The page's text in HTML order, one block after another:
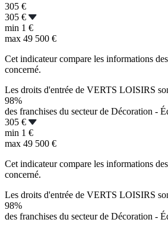
305 €
305 €
min 1 €
max 49 500 €
Cet indicateur compare les informations
concerné.
Les droits d'entrée de VERTS LOISIRS
98%
des franchises du secteur de Décoration -
305 €
min 1 €
max 49 500 €
Cet indicateur compare les informations
concerné.
Les droits d'entrée de VERTS LOISIRS
98%
des franchises du secteur de Décoration -